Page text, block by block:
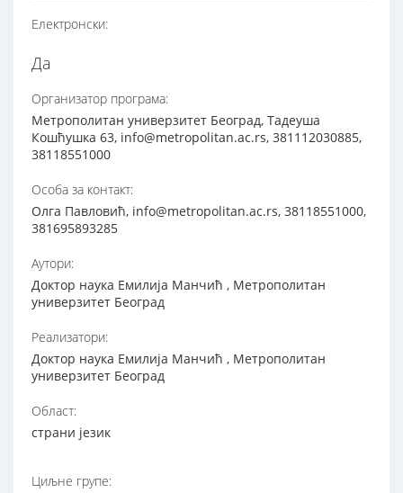
Електронски:
Да
Организатор програма:
Метрополитан универзитет Београд, Тадеуша
Кошћушка 63, info@metropolitan.ac.rs, 381112030885,
38118551000
Особа за контакт:
Олга Павловић, info@metropolitan.ac.rs, 38118551000,
381695893285
Аутори:
Доктор наука Емилија Манчић , Метрополитан
универзитет Београд
Реализатори:
Доктор наука Емилија Манчић , Метрополитан
универзитет Београд
Област:
страни језик
Циљне групе: